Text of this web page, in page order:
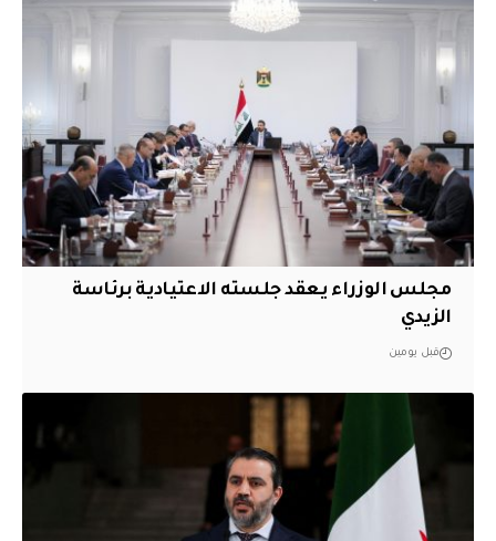
مجلس الوزراء يعقد جلسته الاعتيادية برئاسة
الزيدي
قبل يومين